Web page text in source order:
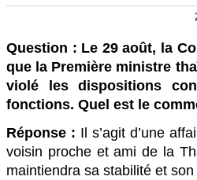
Question : Le 29 août, la
que la Première ministre
violé les dispositions
fonctions. Quel est le
Réponse : Il s’agit d’une
voisin proche et ami de la
maintiendra sa stabilité et